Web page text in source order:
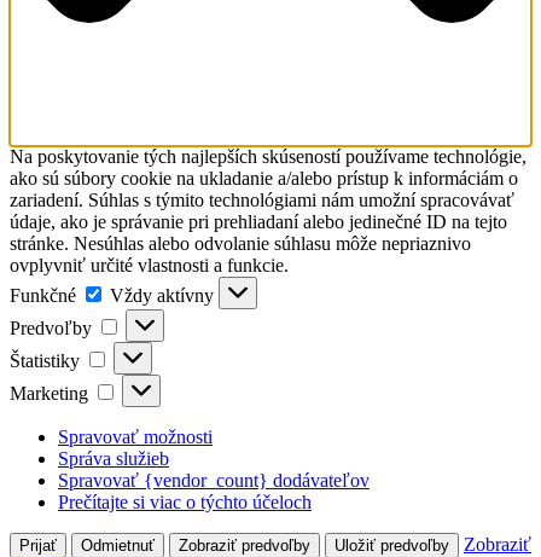
Na poskytovanie tých najlepších skúseností používame technológie,
ako sú súbory cookie na ukladanie a/alebo prístup k informáciám o
zariadení. Súhlas s týmito technológiami nám umožní spracovávať
údaje, ako je správanie pri prehliadaní alebo jedinečné ID na tejto
stránke. Nesúhlas alebo odvolanie súhlasu môže nepriaznivo
ovplyvniť určité vlastnosti a funkcie.
Funkčné
Funkčné
Vždy aktívny
Predvoľby
Predvoľby
Štatistiky Štatistiky
Marketing Marketing
Spravovať možnosti
Správa služieb
Spravovať {vendor_count} dodávateľov
Prečítajte si viac o týchto účeloch
Prijať Odmietnuť Zobraziť predvoľby Uložiť predvoľby
Zobraziť